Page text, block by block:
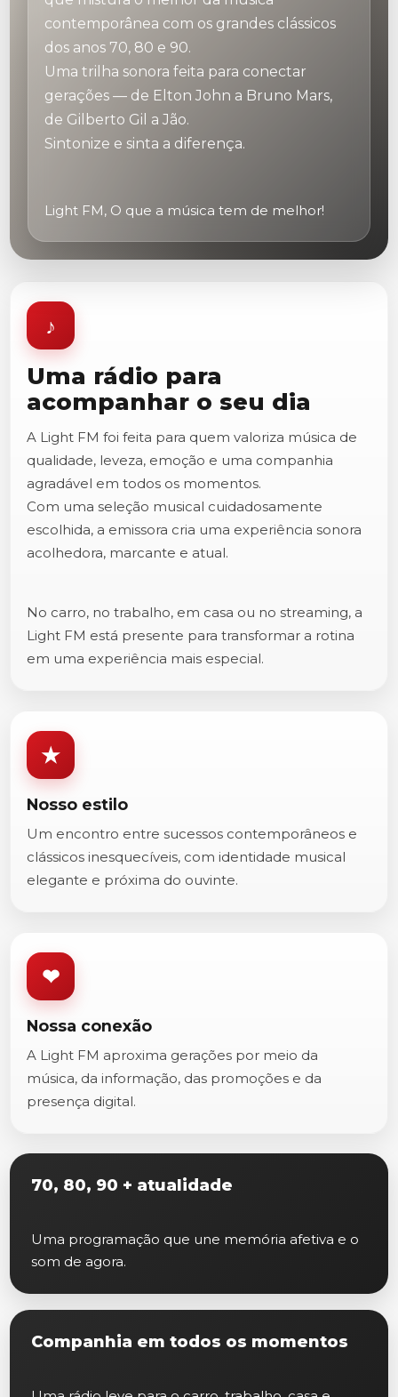
contemporânea com os grandes clássicos
dos anos 70, 80 e 90.
Uma trilha sonora feita para conectar
gerações — de Elton John a Bruno Mars,
de Gilberto Gil a Jão.
Sintonize e sinta a diferença.
Light FM, O que a música tem de melhor!
♪
Uma rádio para
acompanhar o seu dia
A Light FM foi feita para quem valoriza música de
qualidade, leveza, emoção e uma companhia
agradável em todos os momentos.
Com uma seleção musical cuidadosamente
escolhida, a emissora cria uma experiência sonora
acolhedora, marcante e atual.
No carro, no trabalho, em casa ou no streaming, a
Light FM está presente para transformar a rotina
em uma experiência mais especial.
★
Nosso estilo
Um encontro entre sucessos contemporâneos e
clássicos inesquecíveis, com identidade musical
elegante e próxima do ouvinte.
❤
Nossa conexão
A Light FM aproxima gerações por meio da
música, da informação, das promoções e da
presença digital.
70, 80, 90 + atualidade
Uma programação que une memória afetiva e o
som de agora.
Companhia em todos os momentos